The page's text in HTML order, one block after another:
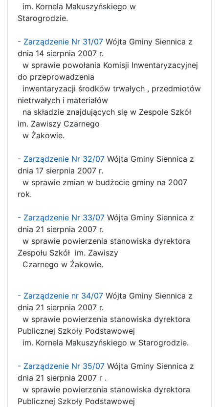
im. Kornela Makuszyńskiego w
Starogrodzie.
- Zarządzenie Nr 31/07 Wójta Gminy Siennica z
dnia 14 sierpnia 2007 r.
w sprawie powołania Komisji Inwentaryzacyjnej
do przeprowadzenia
inwentaryzacji środków trwałych , przedmiotów
nietrwałych i materiałów
na składzie znajdujących się w Zespole Szkół
im. Zawiszy Czarnego
w Żakowie.
- Zarządzenie Nr 32/07 Wójta Gminy Siennica z
dnia 17 sierpnia 2007 r.
w sprawie zmian w budżecie gminy na 2007
rok.
- Zarządzenie Nr 33/07 Wójta Gminy Siennica z
dnia 21 sierpnia 2007 r.
w sprawie powierzenia stanowiska dyrektora
Zespołu Szkół im. Zawiszy
Czarnego w Żakowie.
- Zarządzenie nr 34/07 Wójta Gminy Siennica z
dnia 21 sierpnia 2007 r.
w sprawie powierzenia stanowiska dyrektora
Publicznej Szkoły Podstawowej
im. Kornela Makuszyńskiego w Starogrodzie.
- Zarządzenie Nr 35/07 Wójta Gminy Siennica z
dnia 21 sierpnia 2007 r .
w sprawie powierzenia stanowiska dyrektora
Publicznej Szkoły Podstawowej